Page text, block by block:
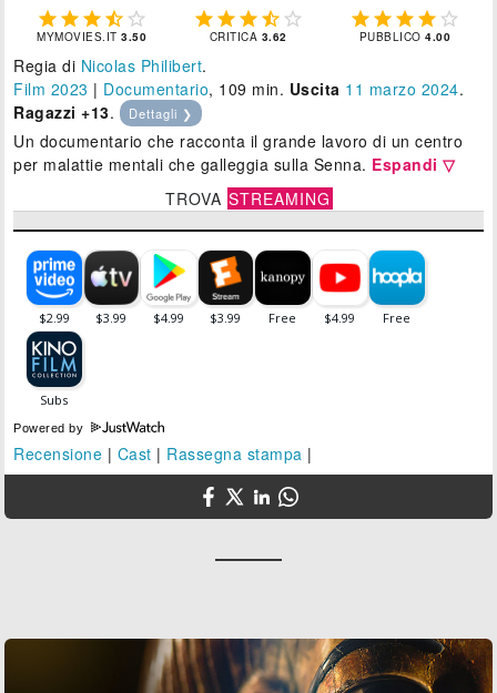
    
MYMOVIES.IT3.50
    
CRITICA 3.62
    
PUBBLICO4.00
Regia di Nicolas Philibert.
Film 2023 | Documentario, 109 min. Uscita 11 marzo 2024.
Ragazzi +13. Dettagli ❯
Un documentario che racconta il grande lavoro di un centro
per malattie mentali che galleggia sulla Senna. Espandi ▽
TROVA STREAMING
Powered by
Recensione | Cast | Rassegna stampa |